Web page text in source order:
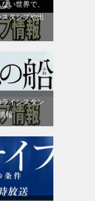
い世界で、
タンプや出
インスタン
報